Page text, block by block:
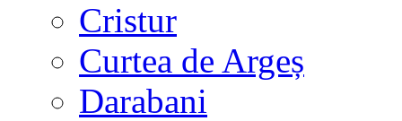
Cristur
Curtea de Argeș
Darabani